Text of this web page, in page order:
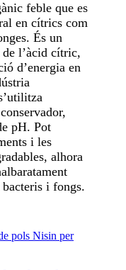
feble que es
en cítrics com
És un
l’àcid cítric,
d’energia en
pH. Pot
i les
alhora
i fongs.